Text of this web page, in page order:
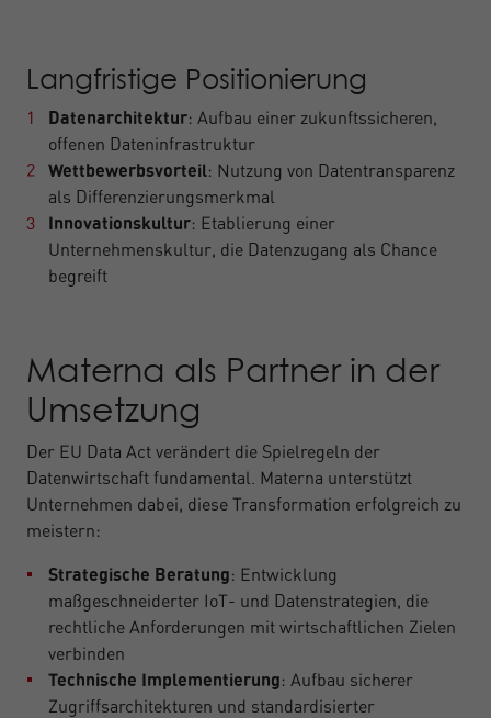
Langfristige Positionierung
Datenarchitektur: Aufbau einer zukunftssicheren,
offenen Dateninfrastruktur
Wettbewerbsvorteil: Nutzung von Datentransparenz
als Differenzierungsmerkmal
Innovationskultur: Etablierung einer
Unternehmenskultur, die Datenzugang als Chance
begreift
Materna als Partner in der
Umsetzung
Der EU Data Act verändert die Spielregeln der
Datenwirtschaft fundamental. Materna unterstützt
Unternehmen dabei, diese Transformation erfolgreich zu
meistern:
Strategische Beratung: Entwicklung
maßgeschneiderter IoT- und Datenstrategien, die
rechtliche Anforderungen mit wirtschaftlichen Zielen
verbinden
Technische Implementierung: Aufbau sicherer
Zugriffsarchitekturen und standardisierter